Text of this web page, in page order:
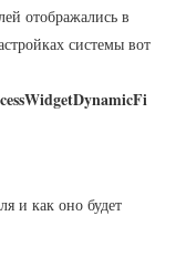
отображались в
системы вот
и как оно будет